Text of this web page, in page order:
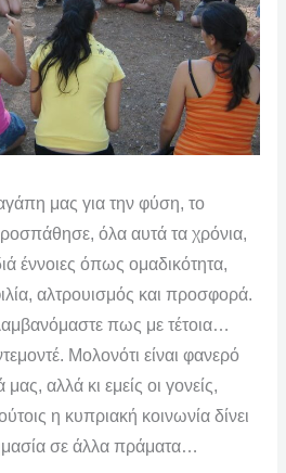
μας για την φύση, το
όλα αυτά τα χρόνια,
έννοιες όπως ομαδικότητα,
αλτρουισμός και προσφορά.
πως με τέτοια…
Μολονότι είναι φανερό
αλλά κι εμείς οι γονείς,
η κυπριακή κοινωνία δίνει
σε άλλα πράματα…